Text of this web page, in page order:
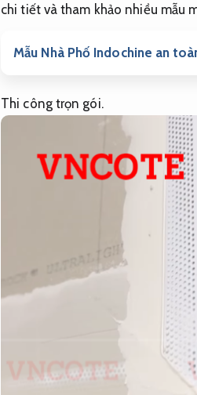
chi tiết và tham khảo nhiều mẫu
Mẫu Nhà Phố Indochine an
Thi công trọn gói.